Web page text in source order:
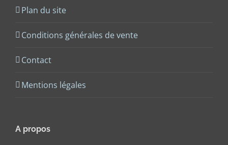
Plan du site
Conditions générales de vente
Contact
Mentions légales
A propos